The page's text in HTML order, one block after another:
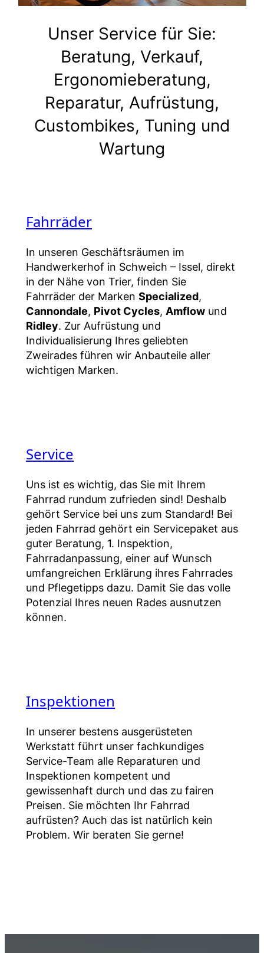
Unser Service für Sie:
Beratung, Verkauf,
Ergonomieberatung,
Reparatur, Aufrüstung,
Custombikes, Tuning und
Wartung
Fahrräder
In unseren Geschäftsräumen im
Handwerkerhof in Schweich – Issel, direkt
in der Nähe von Trier, finden Sie
Fahrräder der Marken Specialized,
Cannondale, Pivot Cycles, Amflow und
Ridley. Zur Aufrüstung und
Individualisierung Ihres geliebten
Zweirades führen wir Anbauteile aller
wichtigen Marken.
Service
Uns ist es wichtig, das Sie mit Ihrem
Fahrrad rundum zufrieden sind! Deshalb
gehört Service bei uns zum Standard! Bei
jeden Fahrrad gehört ein Servicepaket aus
guter Beratung, 1. Inspektion,
Fahrradanpassung, einer auf Wunsch
umfangreichen Erklärung ihres Fahrrades
und Pflegetipps dazu. Damit Sie das volle
Potenzial Ihres neuen Rades ausnutzen
können.
Inspektionen
In unserer bestens ausgerüsteten
Werkstatt führt unser fachkundiges
Service-Team alle Reparaturen und
Inspektionen kompetent und
gewissenhaft durch und das zu fairen
Preisen. Sie möchten Ihr Fahrrad
aufrüsten? Auch das ist natürlich kein
Problem. Wir beraten Sie gerne!